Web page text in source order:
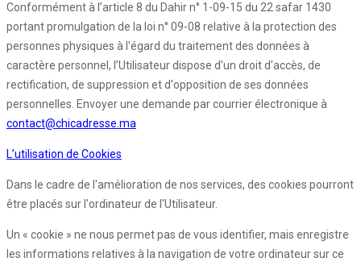
Conformément à l’article 8 du Dahir n° 1-09-15 du 22 safar 1430
portant promulgation de la loi n° 09-08 relative à la protection des
personnes physiques à l'égard du traitement des données à
caractère personnel, l’Utilisateur dispose d'un droit d'accès, de
rectification, de suppression et d'opposition de ses données
personnelles. Envoyer une demande par courrier électronique à
contact@chicadresse.ma
L’utilisation de Cookies
Dans le cadre de l'amélioration de nos services, des cookies pourront
être placés sur l'ordinateur de l'Utilisateur.
Un « cookie » ne nous permet pas de vous identifier, mais enregistre
les informations relatives à la navigation de votre ordinateur sur ce